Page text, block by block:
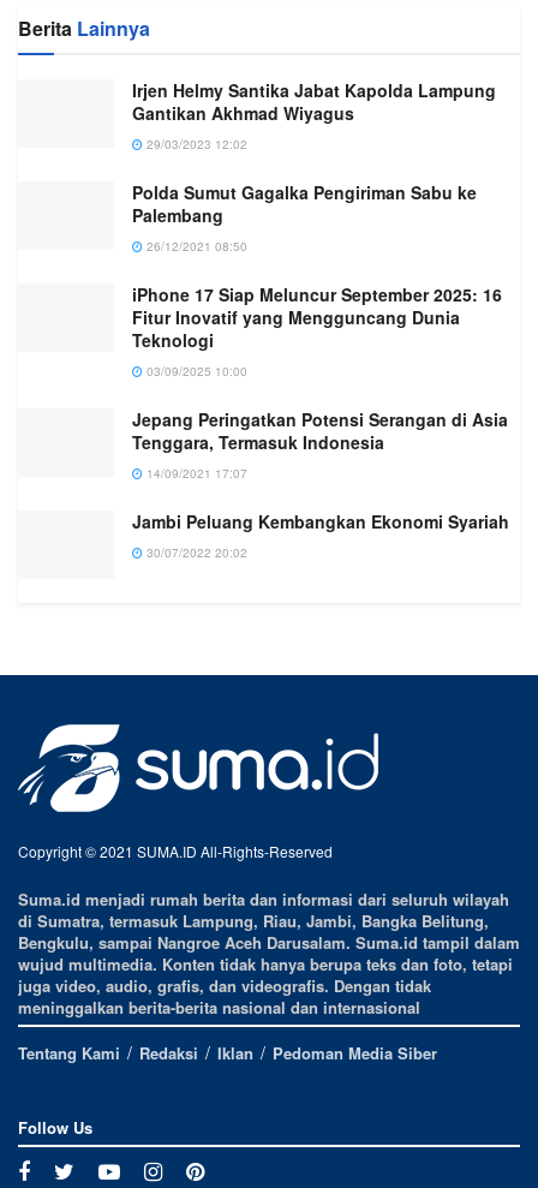
Berita Lainnya
Irjen Helmy Santika Jabat Kapolda Lampung
Gantikan Akhmad Wiyagus
29/03/2023 12:02
Polda Sumut Gagalka Pengiriman Sabu ke
Palembang
26/12/2021 08:50
iPhone 17 Siap Meluncur September 2025: 16
Fitur Inovatif yang Mengguncang Dunia
Teknologi
03/09/2025 10:00
Jepang Peringatkan Potensi Serangan di Asia
Tenggara, Termasuk Indonesia
14/09/2021 17:07
Jambi Peluang Kembangkan Ekonomi Syariah
30/07/2022 20:02
Copyright © 2021 SUMA.ID All-Rights-Reserved
Suma.id menjadi rumah berita dan informasi dari seluruh wilayah
di Sumatra, termasuk Lampung, Riau, Jambi, Bangka Belitung,
Bengkulu, sampai Nangroe Aceh Darusalam. Suma.id tampil dalam
wujud multimedia. Konten tidak hanya berupa teks dan foto, tetapi
juga video, audio, grafis, dan videografis. Dengan tidak
meninggalkan berita-berita nasional dan internasional
Tentang Kami
Redaksi Iklan Pedoman Media Siber
Follow Us